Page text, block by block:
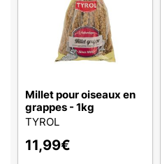
Millet pour oiseaux en
grappes - 1kg
TYROL
11,99€